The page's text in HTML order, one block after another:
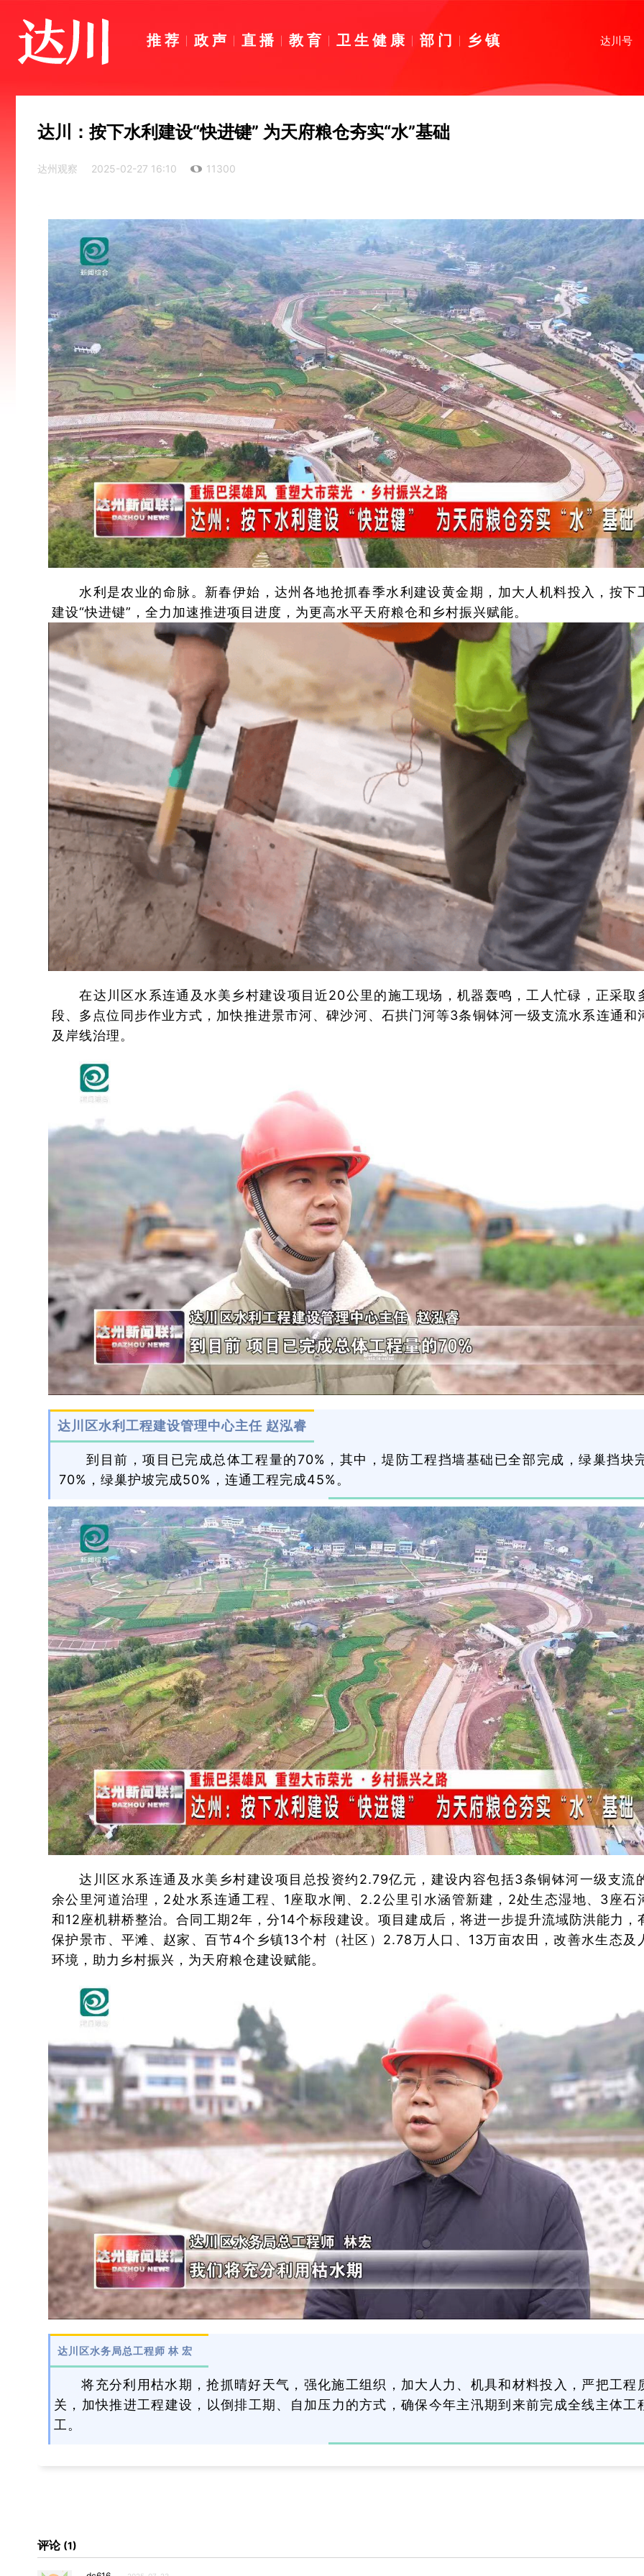
推荐 政声 直播 教育 卫生健康 部门 乡镇 达川号
达川：按下水利建设“快进键” 为天府粮仓夯实“水”基础
达州观察 2025-02-27 16:10 11300
水利是农业的命脉。新春伊始，达州各地抢抓春季水利建设黄金期，加大人机料投入，按下
建设“快进键”，全力加速推进项目进度，为更高水平天府粮仓和乡村振兴赋能。
在达川区水系连通及水美乡村建设项目近20公里的施工现场，机器轰鸣，工人忙碌，正采取
段、多点位同步作业方式，加快推进景市河、碑沙河、石拱门河等3条铜钵河一级支流水系连通和
及岸线治理。
达川区水利工程建设管理中心主任 赵泓睿
到目前，项目已完成总体工程量的70%，其中，堤防工程挡墙基础已全部完成，绿巢挡块
70%，绿巢护坡完成50%，连通工程完成45%。
达川区水系连通及水美乡村建设项目总投资约2.79亿元，建设内容包括3条铜钵河一级支流
余公里河道治理，2处水系连通工程、1座取水闸、2.2公里引水涵管新建，2处生态湿地、3座石
和12座机耕桥整治。合同工期2年，分14个标段建设。项目建成后，将进一步提升流域防洪能力，
保护景市、平滩、赵家、百节4个乡镇13个村（社区）2.78万人口、13万亩农田，改善水生态及
环境，助力乡村振兴，为天府粮仓建设赋能。
达川区水务局总工程师 林 宏
将充分利用枯水期，抢抓晴好天气，强化施工组织，加大人力、机具和材料投入，严把工程
关，加快推进工程建设，以倒排工期、自加压力的方式，确保今年主汛期到来前完成全线主体工
工。
评论 1